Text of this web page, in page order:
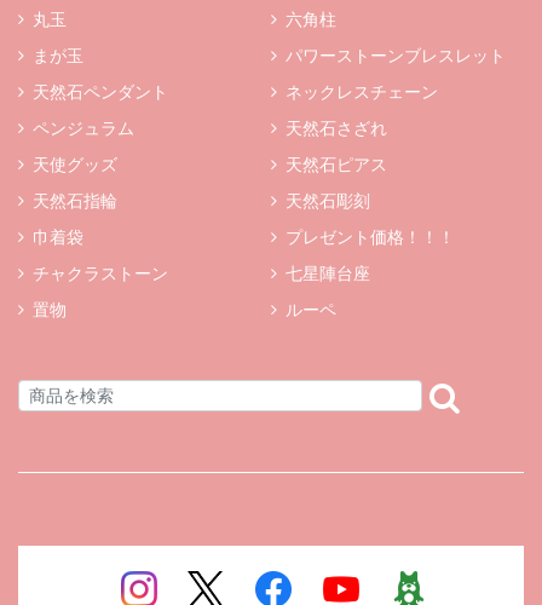
丸玉
六角柱
まが玉
パワーストーンブレスレット
天然石ペンダント
ネックレスチェーン
ペンジュラム
天然石さざれ
天使グッズ
天然石ピアス
天然石指輪
天然石彫刻
巾着袋
プレゼント価格！！！
チャクラストーン
七星陣台座
置物
ルーペ